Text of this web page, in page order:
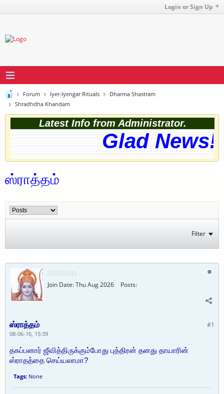
Login or Sign Up
Forum Iyer-Iyengar Rituals
Dharma Shastram
Shradhdha Khandam
Latest Info from Administrator.
Glad
ஸ்ராத்தம்
Filter
Join Date:Thu Aug 2026 Posts:
#1
ஸ்ராத்தம்
08-06-16, 15:39
தகப்பனார் ஜீவித்திருக்கும்போது புத்திரன் தனது தாயாரின்
ஸ்ராதத்தை செய்யலாமா?
Tags: None